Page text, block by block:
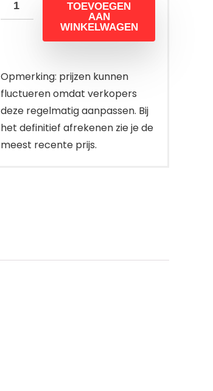
TOEVOEGEN
AAN
WINKELWAGEN
Opmerking: prijzen kunnen
fluctueren omdat verkopers
deze regelmatig aanpassen. Bij
het definitief afrekenen zie je de
meest recente prijs.